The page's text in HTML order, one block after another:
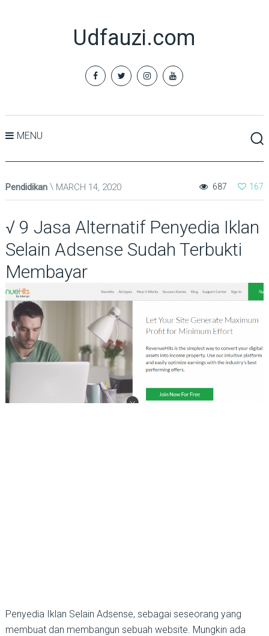
Udfauzi.com
MENU
Pendidikan MARCH 14, 2020 167
687
√ 9 Jasa Alternatif Penyedia Iklan
Selain Adsense Sudah Terbukti
Membayar
Penyedia Iklan Selain Adsense, sebagai seseorang yang
membuat dan membangun sebuah website. Mungkin ada